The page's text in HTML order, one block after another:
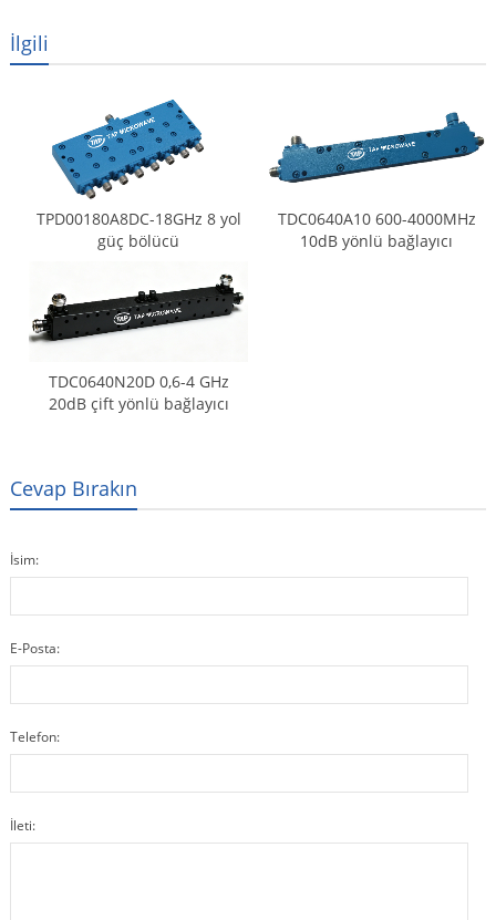
İlgili
TPD00180A8DC-18GHz 8 yol
güç bölücü
TDC0640A10 600-4000MHz
10dB yönlü bağlayıcı
TDC0640N20D 0,6-4 GHz
20dB çift yönlü bağlayıcı
Cevap Bırakın
İsim:
E-Posta:
Telefon:
İleti: